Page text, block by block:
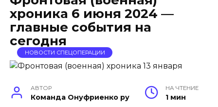
хроника 6 июня 2024 —
главные события на
сегодня
НОВОСТИ СПЕЦОПЕРАЦИИ
АВТОР
Команда Онуфриенко ру
НА ЧТЕНИЕ
1 мин